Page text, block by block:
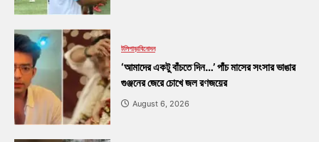
টলিপাড়াবিনোদন
‘আমাদের একটু বাঁচতে দিন…’ পাঁচ মাসের সংসার ভাঙার
গুঞ্জনের জেরে চোখে জল রণজয়ের
August 6, 2026